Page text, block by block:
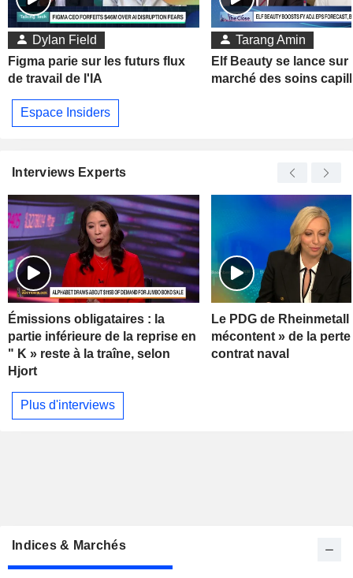
Dylan Field
Figma parie sur les futurs flux
de travail de l'IA
Tarang Amin
Elf Beauty se lance sur
marché des soins
Espace Insiders
Interviews Experts
Émissions obligataires : la
partie inférieure de la reprise en
" K » reste à la traîne, selon
Hjort
Le PDG de
mécontent » de la
contrat naval
Plus d'interviews
Indices & Marchés